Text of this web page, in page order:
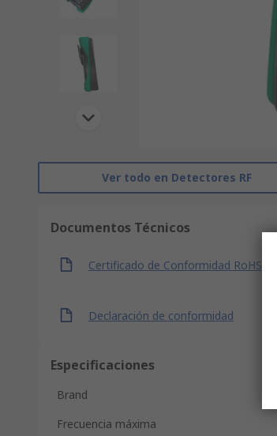
Ver todo en Detectores RF
Documentos Técnicos
Certificado de Conformidad RoHS
Declaración de conformidad
Especificaciones
Brand
Frecuencia máxima